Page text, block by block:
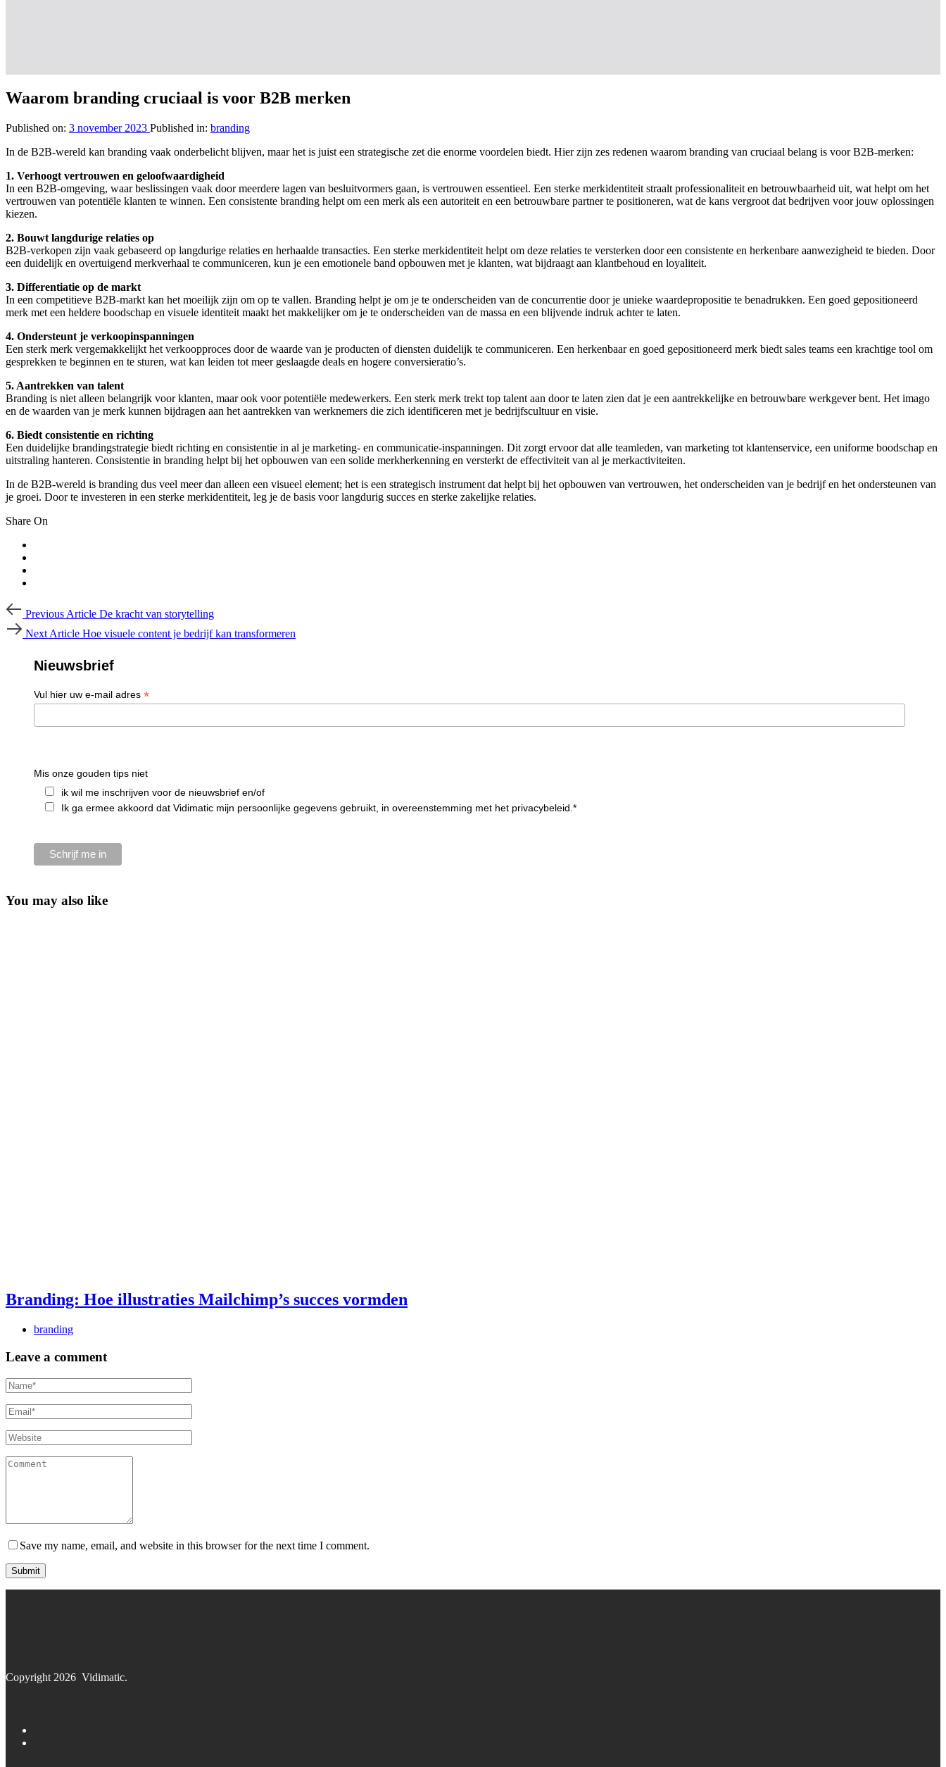
Waarom branding cruciaal is voor B2B merken
Published on: 3 november 2023 Published in: branding
In de B2B-wereld kan branding vaak onderbelicht blijven, maar het is juist een strategische zet die enorme voordelen biedt. Hier zijn zes redenen waarom branding van cruciaal belang is voor B2B-merken:
1. Verhoogt vertrouwen en geloofwaardigheid
In een B2B-omgeving, waar beslissingen vaak door meerdere lagen van besluitvormers gaan, is vertrouwen essentieel. Een sterke merkidentiteit straalt professionaliteit en betrouwbaarheid uit, wat helpt om het
vertrouwen van potentiële klanten te winnen. Een consistente branding helpt om een merk als een autoriteit en een betrouwbare partner te positioneren, wat de kans vergroot dat bedrijven voor jouw oplossingen
kiezen.
2. Bouwt langdurige relaties op
B2B-verkopen zijn vaak gebaseerd op langdurige relaties en herhaalde transacties. Een sterke merkidentiteit helpt om deze relaties te versterken door een consistente en herkenbare aanwezigheid te bieden. Door
een duidelijk en overtuigend merkverhaal te communiceren, kun je een emotionele band opbouwen met je klanten, wat bijdraagt aan klantbehoud en loyaliteit.
3. Differentiatie op de markt
In een competitieve B2B-markt kan het moeilijk zijn om op te vallen. Branding helpt je om je te onderscheiden van de concurrentie door je unieke waardepropositie te benadrukken. Een goed gepositioneerd
merk met een heldere boodschap en visuele identiteit maakt het makkelijker om je te onderscheiden van de massa en een blijvende indruk achter te laten.
4. Ondersteunt je verkoopinspanningen
Een sterk merk vergemakkelijkt het verkoopproces door de waarde van je producten of diensten duidelijk te communiceren. Een herkenbaar en goed gepositioneerd merk biedt sales teams een krachtige tool om
gesprekken te beginnen en te sturen, wat kan leiden tot meer geslaagde deals en hogere conversieratio’s.
5. Aantrekken van talent
Branding is niet alleen belangrijk voor klanten, maar ook voor potentiële medewerkers. Een sterk merk trekt top talent aan door te laten zien dat je een aantrekkelijke en betrouwbare werkgever bent. Het imago
en de waarden van je merk kunnen bijdragen aan het aantrekken van werknemers die zich identificeren met je bedrijfscultuur en visie.
6. Biedt consistentie en richting
Een duidelijke brandingstrategie biedt richting en consistentie in al je marketing- en communicatie-inspanningen. Dit zorgt ervoor dat alle teamleden, van marketing tot klantenservice, een uniforme boodschap en
uitstraling hanteren. Consistentie in branding helpt bij het opbouwen van een solide merkherkenning en versterkt de effectiviteit van al je merkactiviteiten.
In de B2B-wereld is branding dus veel meer dan alleen een visueel element; het is een strategisch instrument dat helpt bij het opbouwen van vertrouwen, het onderscheiden van je bedrijf en het ondersteunen van
je groei. Door te investeren in een sterke merkidentiteit, leg je de basis voor langdurig succes en sterke zakelijke relaties.
Share On
Post
navigation
Article
Previous Article De kracht van storytelling
Article
Next Article Hoe visuele content je bedrijf kan transformeren
Nieuwsbrief
Vul hier uw e-mail adres *
Mis onze gouden tips niet
ik wil me inschrijven voor de nieuwsbrief en/of
Ik ga ermee akkoord dat Vidimatic mijn persoonlijke gegevens gebruikt, in overeenstemming met het privacybeleid.*
You may also like
Branding: Hoe illustraties Mailchimp’s succes vormden
branding
Leave a comment
Save my name, email, and website in this browser for the next time I comment.
Copyright 2026 Vidimatic.